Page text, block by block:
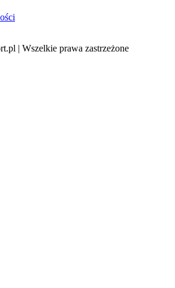
| Wszelkie prawa zastrzeżone